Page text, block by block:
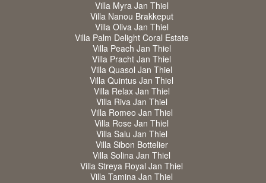
Villa Myra Jan Thiel
Villa Nanou Brakkeput
Villa Oliva Jan Thiel
Villa Palm Delight Coral Estate
Villa Peach Jan Thiel
Villa Pracht Jan Thiel
Villa Quasol Jan Thiel
Villa Quintus Jan Thiel
Villa Relax Jan Thiel
Villa Riva Jan Thiel
Villa Romeo Jan Thiel
Villa Rose Jan Thiel
Villa Salu Jan Thiel
Villa Sibon Bottelier
Villa Solina Jan Thiel
Villa Streya Royal Jan Thiel
Villa Tamina Jan Thiel